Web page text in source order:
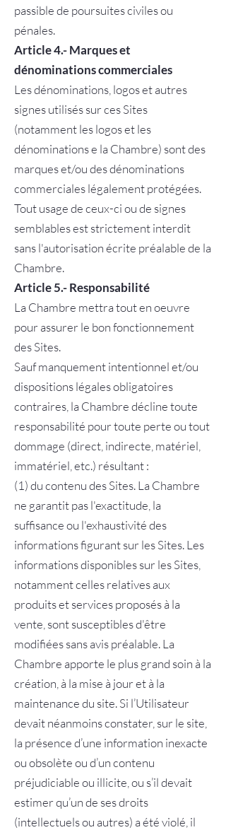
passible de poursuites civiles ou
pénales.
Article 4.- Marques et
dénominations commerciales
Les dénominations, logos et autres
signes utilisés sur ces Sites
(notamment les logos et les
dénominations e la Chambre) sont des
marques et/ou des dénominations
commerciales légalement protégées.
Tout usage de ceux-ci ou de signes
semblables est strictement interdit
sans l'autorisation écrite préalable de la
Chambre.
Article 5.- Responsabilité
La Chambre mettra tout en oeuvre
pour assurer le bon fonctionnement
des Sites.
Sauf manquement intentionnel et/ou
dispositions légales obligatoires
contraires, la Chambre décline toute
responsabilité pour toute perte ou tout
dommage (direct, indirecte, matériel,
immatériel, etc.) résultant :
(1) du contenu des Sites. La Chambre
ne garantit pas l'exactitude, la
suffisance ou l'exhaustivité des
informations figurant sur les Sites. Les
informations disponibles sur les Sites,
notamment celles relatives aux
produits et services proposés à la
vente, sont susceptibles d'être
modifiées sans avis préalable. La
Chambre apporte le plus grand soin à la
création, à la mise à jour et à la
maintenance du site. Si l’Utilisateur
devait néanmoins constater, sur le site,
la présence d’une information inexacte
ou obsolète ou d’un contenu
préjudiciable ou illicite, ou s’il devait
estimer qu’un de ses droits
(intellectuels ou autres) a été violé, il